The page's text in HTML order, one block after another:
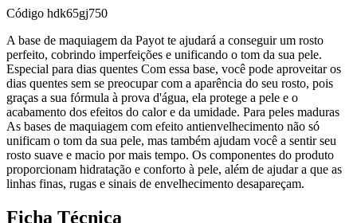
Código hdk65gj750
A base de maquiagem da Payot te ajudará a conseguir um rosto
perfeito, cobrindo imperfeições e unificando o tom da sua pele.
Especial para dias quentes Com essa base, você pode aproveitar os
dias quentes sem se preocupar com a aparência do seu rosto, pois
graças a sua fórmula à prova d'água, ela protege a pele e o
acabamento dos efeitos do calor e da umidade. Para peles maduras
As bases de maquiagem com efeito antienvelhecimento não só
unificam o tom da sua pele, mas também ajudam você a sentir seu
rosto suave e macio por mais tempo. Os componentes do produto
proporcionam hidratação e conforto à pele, além de ajudar a que as
linhas finas, rugas e sinais de envelhecimento desapareçam.
Ficha Técnica